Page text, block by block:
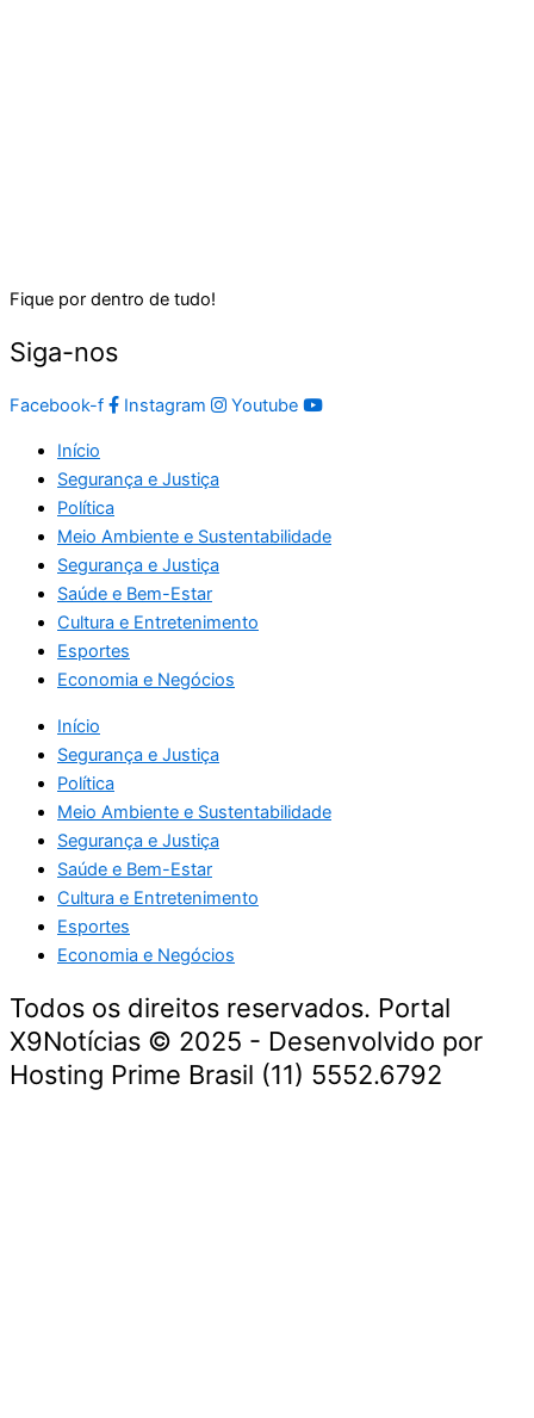
Fique por dentro de tudo!
Siga-nos
Facebook-f Instagram Youtube
Início
Segurança e Justiça
Política
Meio Ambiente e Sustentabilidade
Segurança e Justiça
Saúde e Bem-Estar
Cultura e Entretenimento
Esportes
Economia e Negócios
Início
Segurança e Justiça
Política
Meio Ambiente e Sustentabilidade
Segurança e Justiça
Saúde e Bem-Estar
Cultura e Entretenimento
Esportes
Economia e Negócios
Todos os direitos reservados. Portal
X9Notícias © 2025 - Desenvolvido por
Hosting Prime Brasil (11) 5552.6792